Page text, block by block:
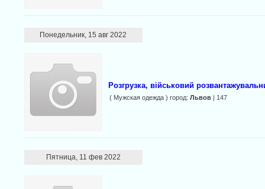
Понедельник, 15 авг 2022
Розгрузка, військовий
( Мужская одежда ) город: Львов| 147
Пятница, 11 фев 2022